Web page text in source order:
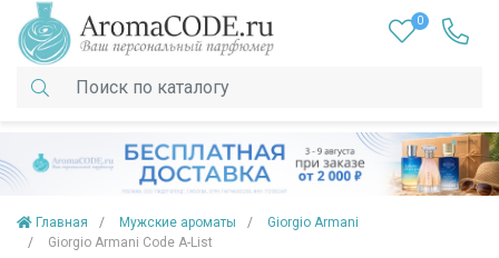
0
Главная Мужские ароматы
Giorgio Armani
Giorgio Armani Code A-List